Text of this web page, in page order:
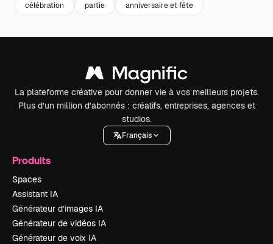
célébration partie anniversaire et fête
La plateforme créative pour donner vie à vos meilleurs projets.
Plus d’un million d’abonnés : créatifs, entreprises, agences et
studios.
Français
Produits
Spaces
Assistant IA
Générateur d’images IA
Générateur de vidéos IA
Générateur de voix IA